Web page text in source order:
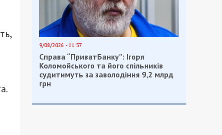
9/08/2026 - 11:57
Справа “ПриватБанку”: Ігоря
Коломойського та його спільників
судитимуть за заволодіння 9,2 млрд
грн